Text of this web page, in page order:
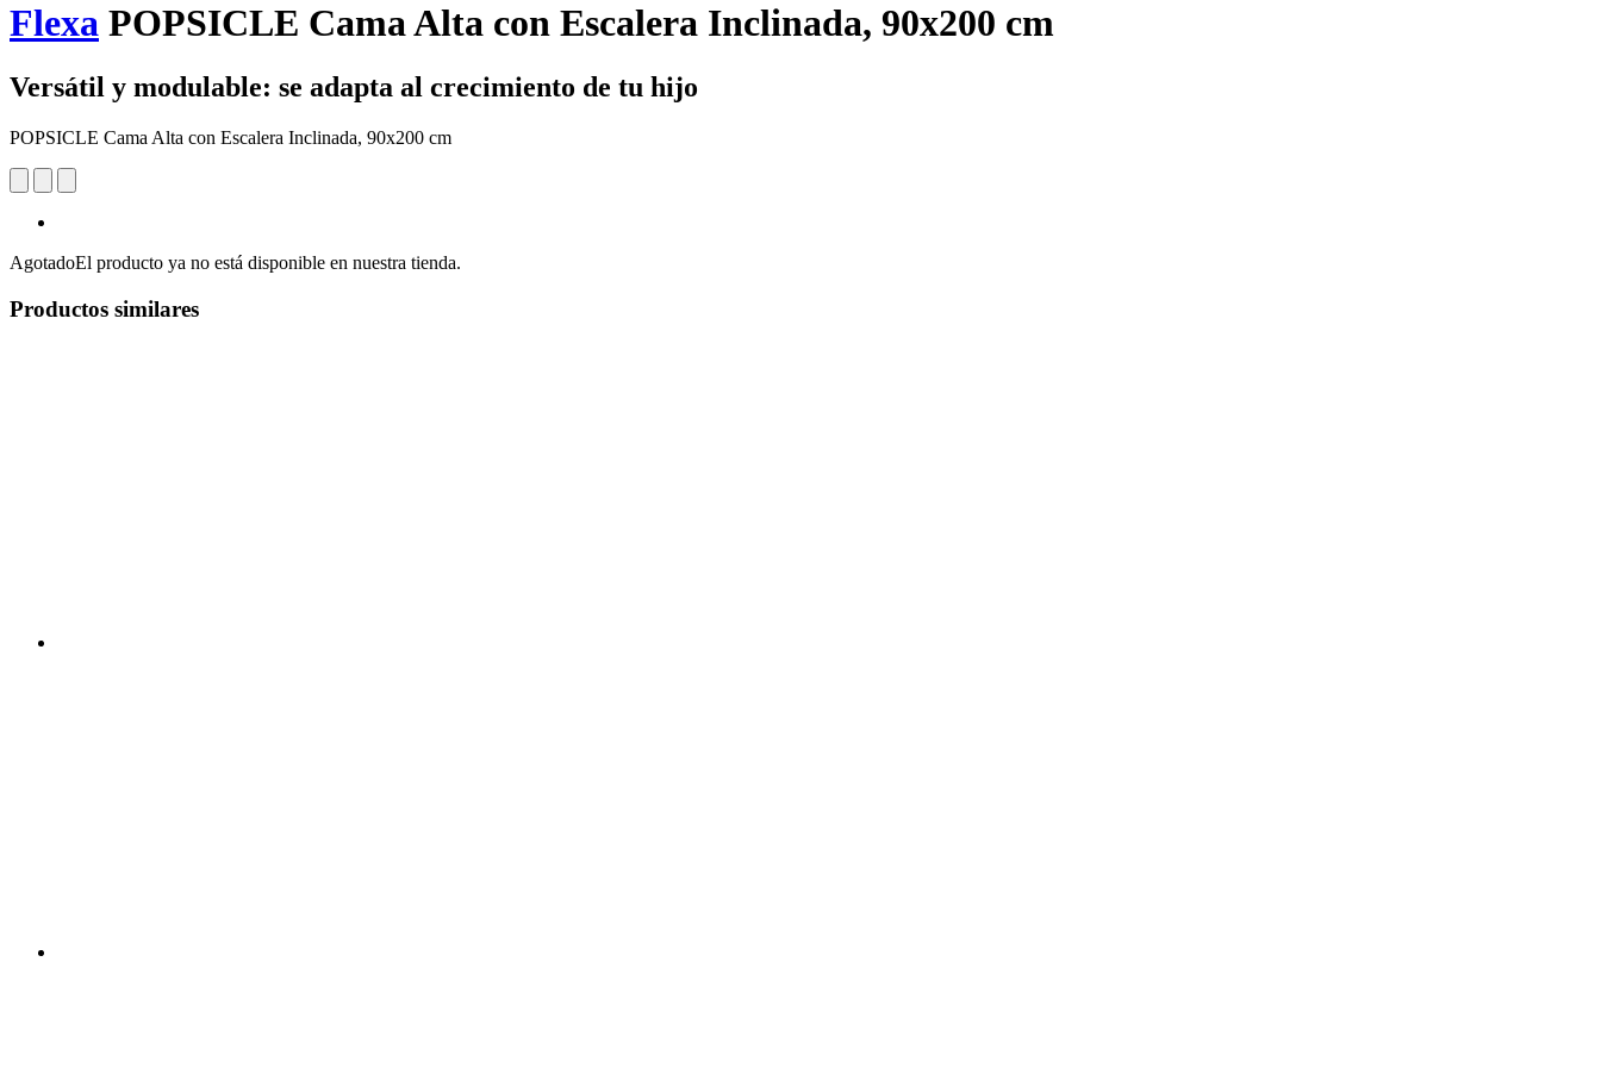
Flexa POPSICLE Cama Alta con Escalera Inclinada, 90x200 cm
Versátil y modulable: se adapta al crecimiento de tu hijo
POPSICLE Cama Alta con Escalera Inclinada, 90x200 cm
AgotadoEl producto ya no está disponible en nuestra tienda.
Productos similares